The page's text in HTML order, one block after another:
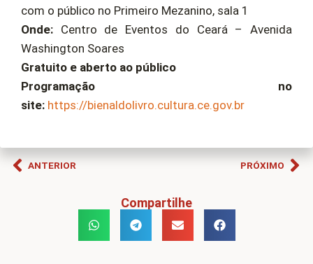
com o público no Primeiro Mezanino, sala 1
Onde: Centro de Eventos do Ceará – Avenida
Washington Soares
Gratuito e aberto ao público
Programação no
site: https://bienaldolivro.cultura.ce.gov.br
ANTERIOR PRÓXIMO
Compartilhe